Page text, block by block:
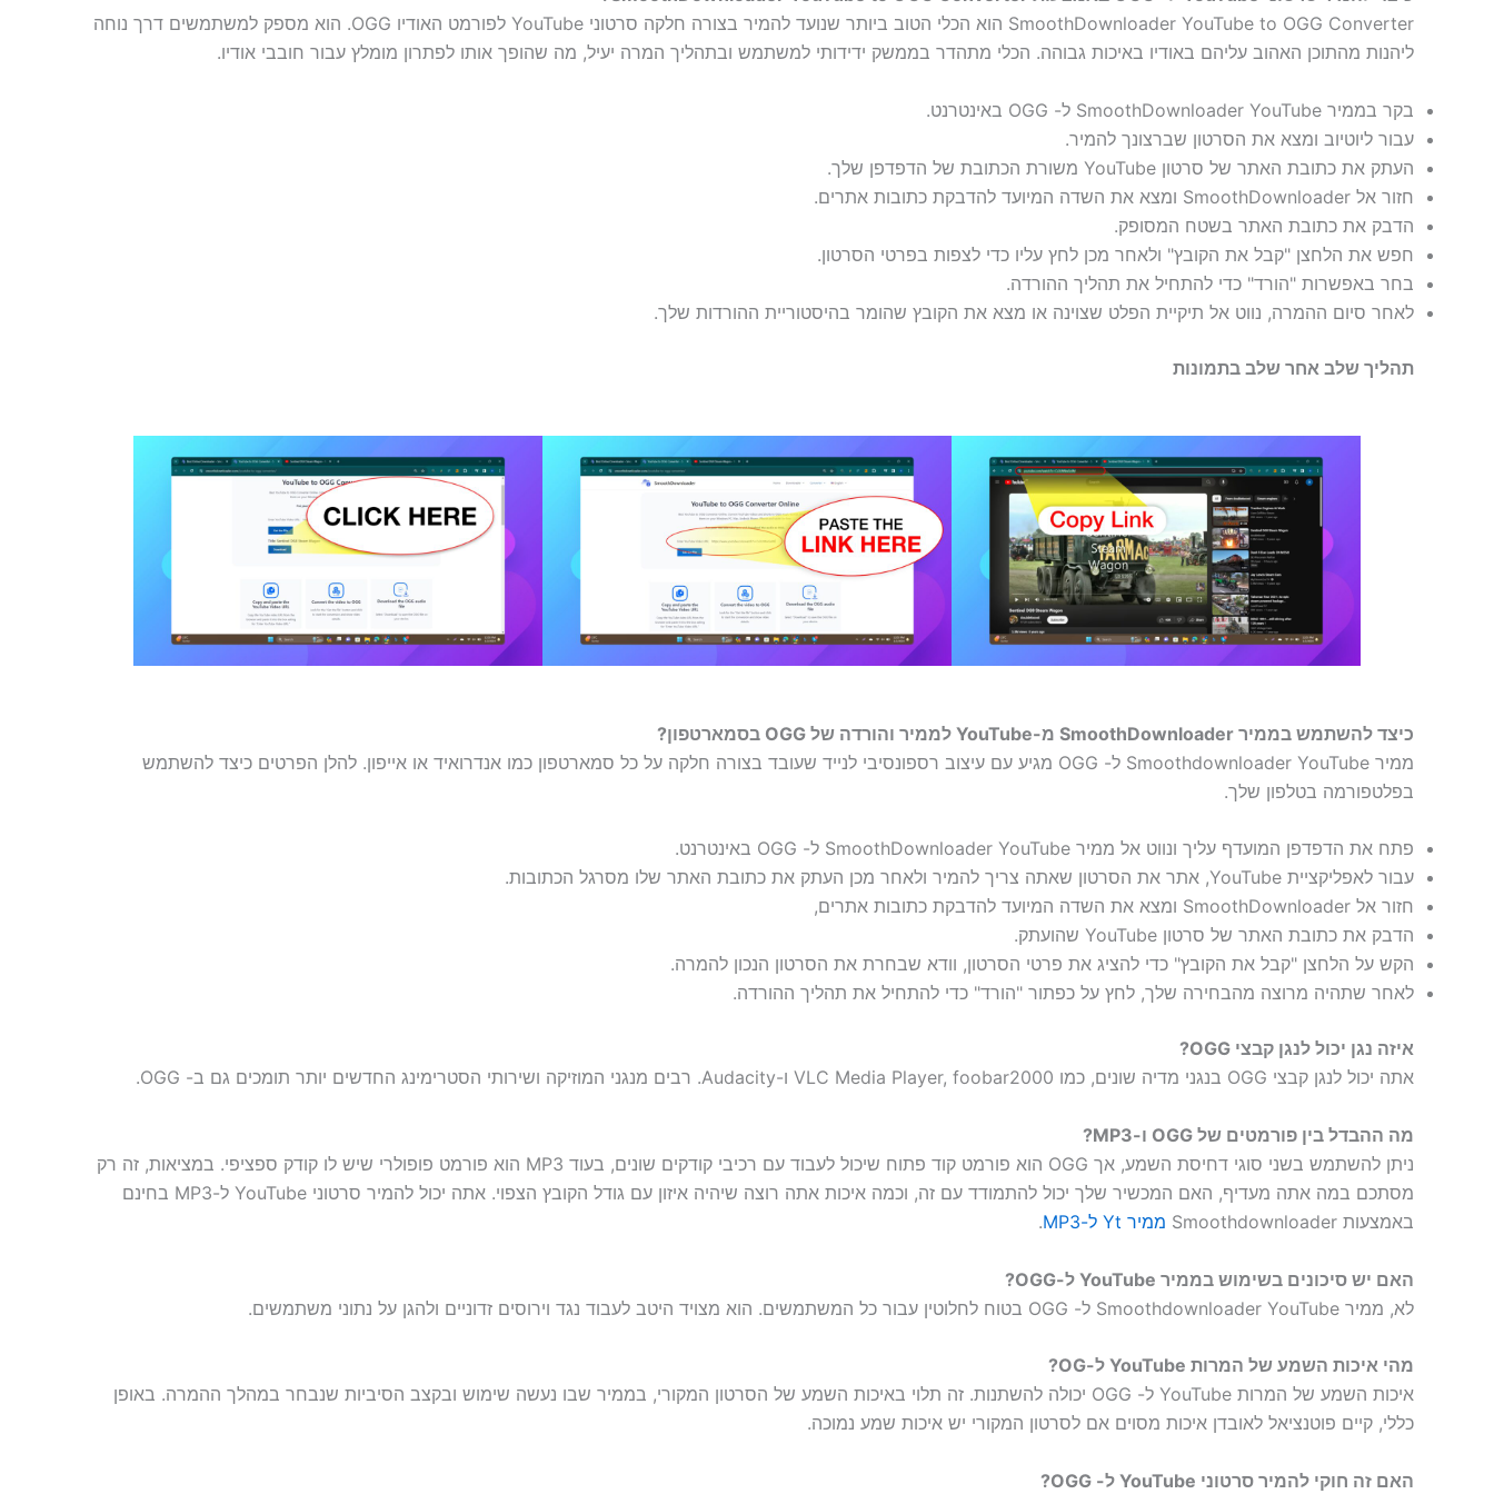
SmoothDownloader YouTube to OGG Converter הוא הכלי הטוב ביותר שנועד להמיר בצורה חלקה סרטוני YouTube לפורמט האודיו OGG. הוא מספק למשתמשים דרך נוחה
ליהנות מהתוכן האהוב עליהם באודיו באיכות גבוהה. הכלי מתהדר בממשק ידידותי למשתמש ובתהליך המרה יעיל, מה שהופך אותו לפתרון מומלץ עבור חובבי אודיו.
בקר בממיר SmoothDownloader YouTube ל- OGG באינטרנט.
עבור ליוטיוב ומצא את הסרטון שברצונך להמיר.
העתק את כתובת האתר של סרטון YouTube משורת הכתובת של הדפדפן שלך.
חזור אל SmoothDownloader ומצא את השדה המיועד להדבקת כתובות אתרים.
הדבק את כתובת האתר בשטח המסופק.
חפש את הלחצן "קבל את הקובץ" ולאחר מכן לחץ עליו כדי לצפות בפרטי הסרטון.
בחר באפשרות "הורד" כדי להתחיל את תהליך ההורדה.
לאחר סיום ההמרה, נווט אל תיקיית הפלט שצוינה או מצא את הקובץ שהומר בהיסטוריית ההורדות שלך.
תהליך שלב אחר שלב בתמונות
כיצד להשתמש בממיר SmoothDownloader מ-YouTube לממיר והורדה של OGG בסמארטפון?
ממיר Smoothdownloader YouTube ל- OGG מגיע עם עיצוב רספונסיבי לנייד שעובד בצורה חלקה על כל סמארטפון כמו אנדרואיד או אייפון. להלן הפרטים כיצד להשתמש
בפלטפורמה בטלפון שלך.
פתח את הדפדפן המועדף עליך ונווט אל ממיר SmoothDownloader YouTube ל- OGG באינטרנט.
עבור לאפליקציית YouTube, אתר את הסרטון שאתה צריך להמיר ולאחר מכן העתק את כתובת האתר שלו מסרגל הכתובות.
חזור אל SmoothDownloader ומצא את השדה המיועד להדבקת כתובות אתרים,
הדבק את כתובת האתר של סרטון YouTube שהועתק.
הקש על הלחצן "קבל את הקובץ" כדי להציג את פרטי הסרטון, וודא שבחרת את הסרטון הנכון להמרה.
לאחר שתהיה מרוצה מהבחירה שלך, לחץ על כפתור "הורד" כדי להתחיל את תהליך ההורדה.
איזה נגן יכול לנגן קבצי OGG?
אתה יכול לנגן קבצי OGG בנגני מדיה שונים, כמו VLC Media Player, foobar2000 ו-Audacity. רבים מנגני המוזיקה ושירותי הסטרימינג החדשים יותר תומכים גם ב- OGG.
מה ההבדל בין פורמטים של OGG ו-MP3?
ניתן להשתמש בשני סוגי דחיסת השמע, אך OGG הוא פורמט קוד פתוח שיכול לעבוד עם רכיבי קודקים שונים, בעוד MP3 הוא פורמט פופולרי שיש לו קודק ספציפי. במציאות, זה רק
מסתכם במה אתה מעדיף, האם המכשיר שלך יכול להתמודד עם זה, וכמה איכות אתה רוצה שיהיה איזון עם גודל הקובץ הצפוי. אתה יכול להמיר סרטוני YouTube ל-MP3 בחינם
באמצעות Smoothdownloader
ממיר Yt ל-MP3 .
האם יש סיכונים בשימוש בממיר YouTube ל-OGG?
לא, ממיר Smoothdownloader YouTube ל- OGG בטוח לחלוטין עבור כל המשתמשים. הוא מצויד היטב לעבוד נגד וירוסים זדוניים ולהגן על נתוני משתמשים.
מהי איכות השמע של המרות YouTube ל-OG?
איכות השמע של המרות YouTube ל- OGG יכולה להשתנות. זה תלוי באיכות השמע של הסרטון המקורי, בממיר שבו נעשה שימוש ובקצב הסיביות שנבחר במהלך ההמרה. באופן
כללי, קיים פוטנציאל לאובדן איכות מסוים אם לסרטון המקורי יש איכות שמע נמוכה.
האם זה חוקי להמיר סרטוני YouTube ל- OGG?